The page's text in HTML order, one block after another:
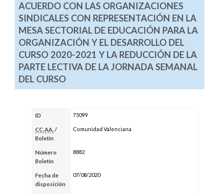
ACUERDO CON LAS ORGANIZACIONES
SINDICALES CON REPRESENTACIÓN EN LA
MESA SECTORIAL DE EDUCACIÓN PARA LA
ORGANIZACIÓN Y EL DESARROLLO DEL
CURSO 2020-2021 Y LA REDUCCIÓN DE LA
PARTE LECTIVA DE LA JORNADA SEMANAL
DEL CURSO
ID 75099
CC.AA. /
Boletín
Comunidad Valenciana
Número
Boletín
8882
Fecha de
disposición
07/08/2020